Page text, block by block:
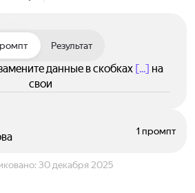
Результат
данные в скобках [...] на
свои
1 промпт
30 декабря 2025